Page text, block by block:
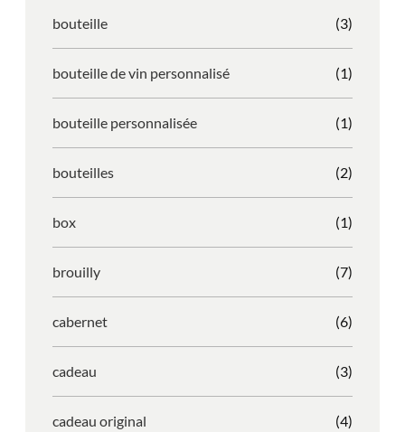
bouteille (3)
bouteille de vin personnalisé (1)
bouteille personnalisée (1)
bouteilles (2)
box (1)
brouilly (7)
cabernet (6)
cadeau (3)
cadeau original (4)